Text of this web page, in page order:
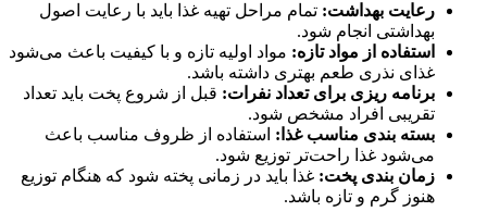
رعایت بهداشت: تمام مراحل تهیه غذا باید با رعایت اصول
بهداشتی انجام شود.
استفاده از مواد تازه: مواد اولیه تازه و با کیفیت باعث می‌شود
غذای نذری طعم بهتری داشته باشد.
برنامه‌ ریزی برای تعداد نفرات: قبل از شروع پخت باید تعداد
تقریبی افراد مشخص شود.
بسته‌ بندی مناسب غذا: استفاده از ظروف مناسب باعث
می‌شود غذا راحت‌تر توزیع شود.
زمان‌ بندی پخت: غذا باید در زمانی پخته شود که هنگام توزیع
هنوز گرم و تازه باشد.